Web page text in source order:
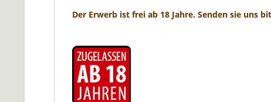
Der Erwerb ist frei ab 18 Jahre. Senden sie uns